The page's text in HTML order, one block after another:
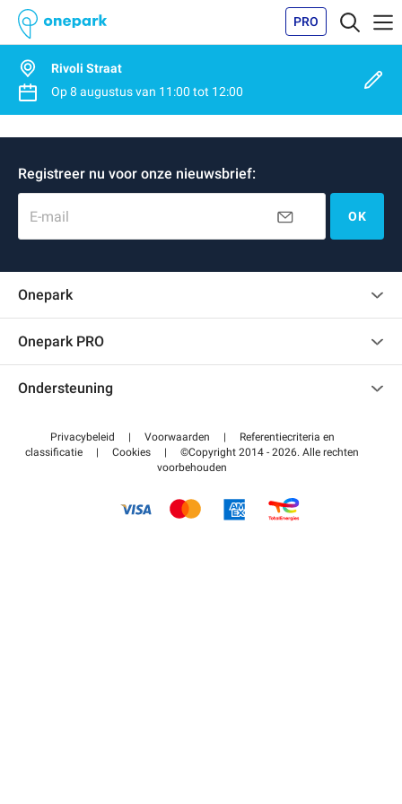
PRO
Rivoli Straat
Op8 augustusvan 11:00 tot 12:00
Registreer nu voor onze nieuwsbrief:
E-mail OK
Onepark
Onepark PRO
Word partner van Onepark
Ondersteuning
Helpcentrum
Betalen voor parkeren FLOW
Privacybeleid | Voorwaarden |
Referentiecriteria en
classificatie
| Cookies |
©Copyright 2014 - 2026. Alle rechten
voorbehouden